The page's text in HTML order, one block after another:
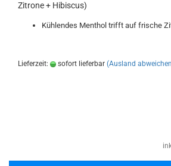
Zitrone + Hibiscus)
Kühlendes Menthol trifft auf frische
Lieferzeit: sofort lieferbar (Ausland